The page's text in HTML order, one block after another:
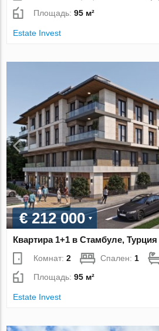
Площадь:95 м²
Estate Invest
€ 212 000
Квартира 1+1 в Стамбуле,
Комнат:2 Спален: 1
Площадь:95 м²
Estate Invest